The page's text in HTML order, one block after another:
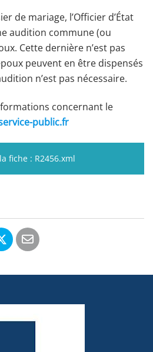
de mariage, l’Officier d’État
audition commune (ou
Cette dernière n’est pas
peuvent en être dispensés
n’est pas nécessaire.
concernant le
public.fr
fiche : R2456.xml